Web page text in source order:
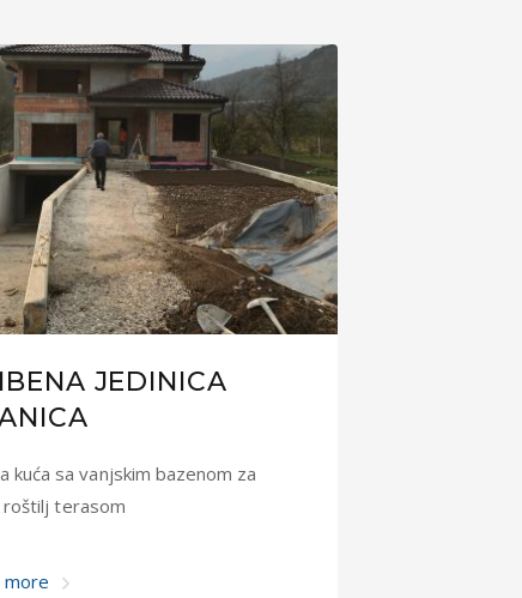
JEDINICA
kuća sa vanjskim bazenom za
roštilj terasom
more